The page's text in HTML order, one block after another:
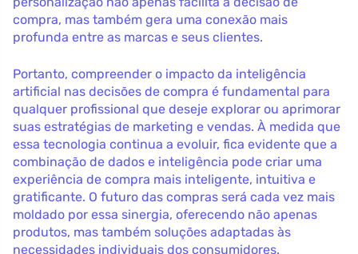
compra, mas também gera uma conexão mais
profunda entre as marcas e seus clientes.
Portanto, compreender o impacto da inteligência
artificial nas decisões de compra é fundamental para
qualquer profissional que deseje explorar ou aprimorar
suas estratégias de marketing e vendas. À medida que
essa tecnologia continua a evoluir, fica evidente que a
combinação de dados e inteligência pode criar uma
experiência de compra mais inteligente, intuitiva e
gratificante. O futuro das compras será cada vez mais
moldado por essa sinergia, oferecendo não apenas
produtos, mas também soluções adaptadas às
necessidades individuais dos consumidores.